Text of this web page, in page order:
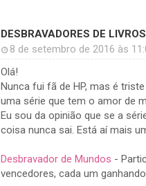
DESBRAVADORES DE LIVROS
8 de setembro de 2016 às
Olá!
Nunca fui fã de HP, mas é
uma série que tem o amor de
Eu sou da opinião que se a
coisa nunca sai. Está aí mais
Desbravador de Mundos -
vencedores, cada um